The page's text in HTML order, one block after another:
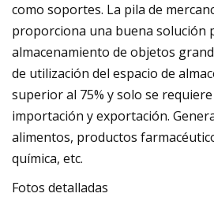
como soportes. La pila de
proporciona una buena solución
almacenamiento de objetos
de utilización del espacio de
superior al 75% y solo se
importación y exportación.
alimentos, productos
química, etc.
Fotos detalladas